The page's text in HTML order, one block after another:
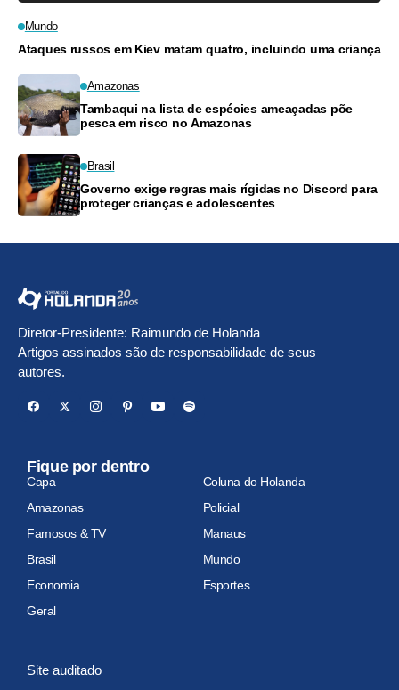
Mundo
Ataques russos em Kiev matam quatro, incluindo uma criança
Amazonas
Tambaqui na lista de espécies ameaçadas põe
pesca em risco no Amazonas
Brasil
Governo exige regras mais rígidas no Discord para
proteger crianças e adolescentes
Diretor-Presidente: Raimundo de Holanda
Artigos assinados são de responsabilidade de seus
autores.
Fique por dentro
Capa
Coluna do Holanda
Amazonas
Policial
Famosos & TV
Manaus
Brasil
Mundo
Economia
Esportes
Geral
Site auditado